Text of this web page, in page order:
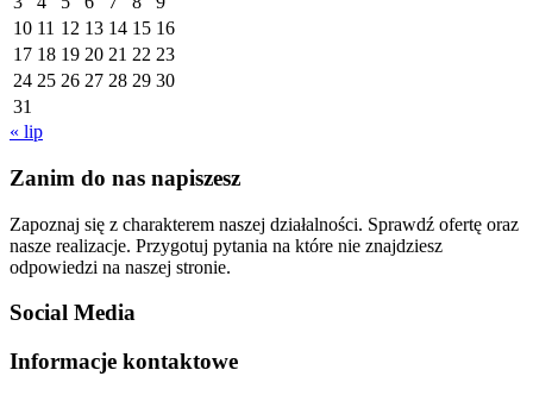
10 11 12 13 14 15 16
17 18 19 20 21 22 23
24 25 26 27 28 29 30
31
« lip
Zanim do nas napiszesz
Zapoznaj się z charakterem naszej działalności. Sprawdź ofertę oraz
nasze realizacje. Przygotuj pytania na które nie znajdziesz
odpowiedzi na naszej stronie.
Social Media
Informacje kontaktowe